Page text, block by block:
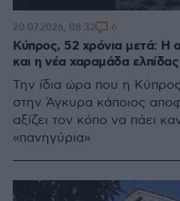
Κύπρος, 52 χρόνια μετά: Η
και η νέα χαραμάδα ελπίδας
Την ίδια ώρα που η
στην Άγκυρα κάποιος
αξίζει τον κόπο να πάει
«πανηγύρια»
20.07.2026, 08:32 6